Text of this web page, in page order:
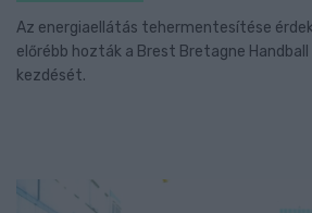
Az energiaellátás tehermentesítése
előrébb hozták a Brest Bretagne
kezdését.